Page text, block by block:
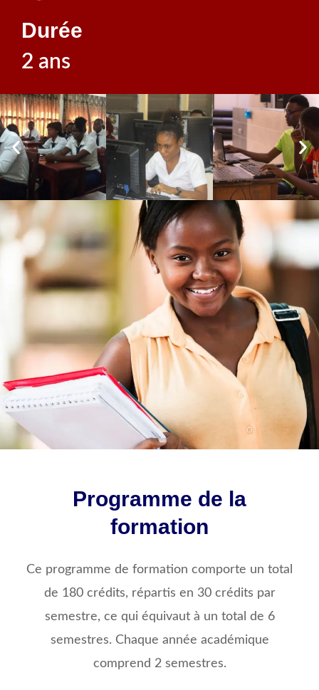
Durée
2 ans
Programme de la
formation
Ce programme de formation comporte un total
de 180 crédits, répartis en 30 crédits par
semestre, ce qui équivaut à un total de 6
semestres. Chaque année académique
comprend 2 semestres.